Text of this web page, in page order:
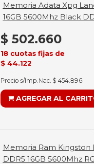
Memoria Adata Xpg
16GB 5600Mhz Black
$ 502.660
18 cuotas fijas de
$ 44.122
Precio s/Imp.Nac. $ 454.896
AGREGAR AL
Memoria Ram Kingston
DDR5 16GB 5600Mhz